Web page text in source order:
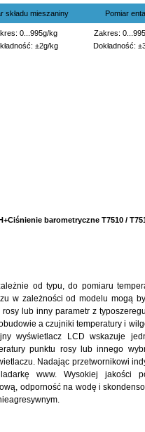
składu mieszaniny Pomiar
0...995g/kg
±2g/kg
Zakres:
Dokładność:
barometryczne T7510 /
od typu, do pomiaru
w zależności od modelu mogą
lub inny parametr z
a czujniki temperatury i
wyświetlacz LCD wskazuje
punktu rosy lub innego
Nadając przetwornikowi
www. Wysokiej jakości
odporność na wodę i